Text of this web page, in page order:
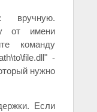
вручную.
от имени
команду
-
нужно
Если